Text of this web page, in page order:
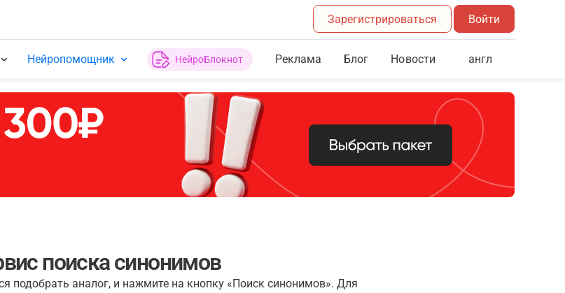
Зарегистрироваться Войти
Нейропомощник НейроБлокнот Реклама Блог Новости англ
поиска синонимов
подобрать аналог, и нажмите на кнопку «Поиск синонимов». Для